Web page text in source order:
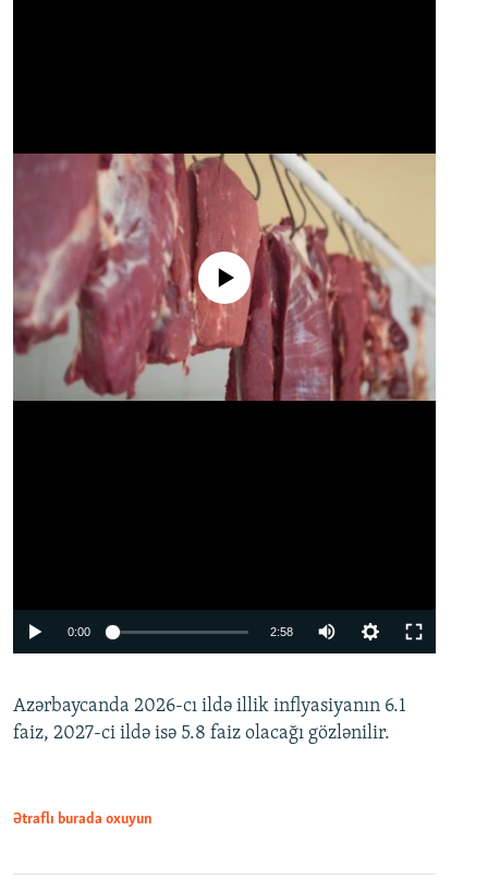
No media source currently available
0:00 2:58
360p
480p
Azərbaycanda 2026-cı ildə illik inflyasiyanın 6.1
faiz, 2027-ci ildə isə 5.8 faiz olacağı gözlənilir.
Ətraflı burada oxuyun